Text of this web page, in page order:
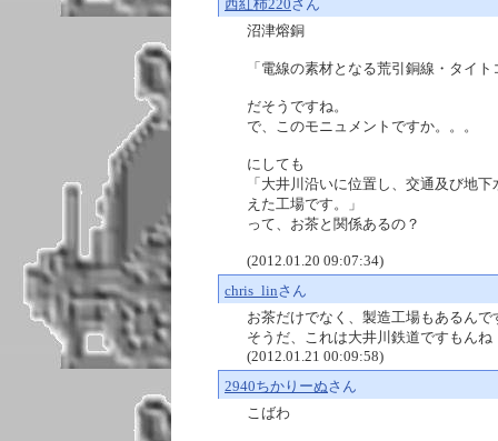
西紅柿220さん
沼津熔銅
「電線の素材となる荒引銅線・タイ
だそうですね。
で、このモニュメントですか。。。
にしても
「大井川沿いに位置し、交通及び地
えた工場です。」
って、お茶と関係あるの？
(2012.01.20 09:07:34)
chris_linさん
お茶だけでなく、製造工場もあるんで
そうだ、これは大井川鉄道ですもんね
(2012.01.21 00:09:58)
2940ちかりーぬさん
こばわ